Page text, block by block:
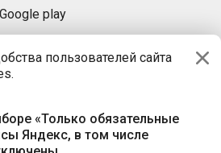
пользователей сайта
«Только обязательные
Яндекс, в том числе
Google play
ООО «ПРАЦА БАЙ»
г. Минск, пр-т Независимости